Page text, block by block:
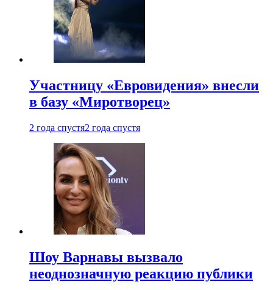
Участницу «Евровидения» внесли
в базу «Миротворец»
2 года спустя2 года спустя
Шоу Варнавы вызвало
неоднозначную реакцию публики